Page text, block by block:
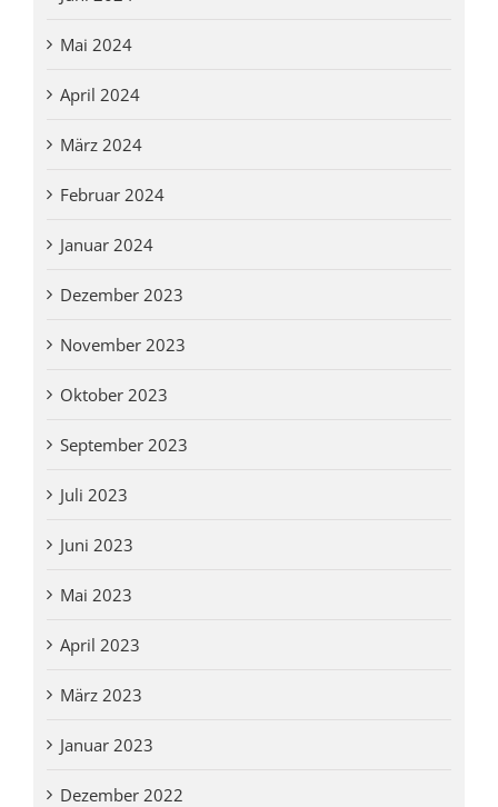
Mai 2024
April 2024
März 2024
Februar 2024
Januar 2024
Dezember 2023
November 2023
Oktober 2023
September 2023
Juli 2023
Juni 2023
Mai 2023
April 2023
März 2023
Januar 2023
Dezember 2022